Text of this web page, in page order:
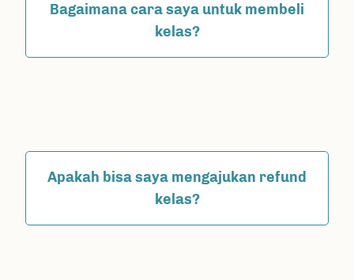
Bagaimana cara saya untuk membeli
kelas?
Apakah bisa saya mengajukan refund
kelas?